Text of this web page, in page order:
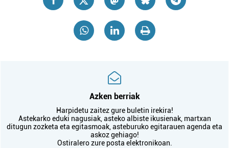
Azken berriak
Harpidetu zaitez gure buletin irekira!
Astekarko eduki nagusiak, asteko albiste ikusienak, martxan
ditugun zozketa eta egitasmoak, asteburuko egitarauen agenda eta
askoz gehiago!
Ostiralero zure posta elektronikoan.